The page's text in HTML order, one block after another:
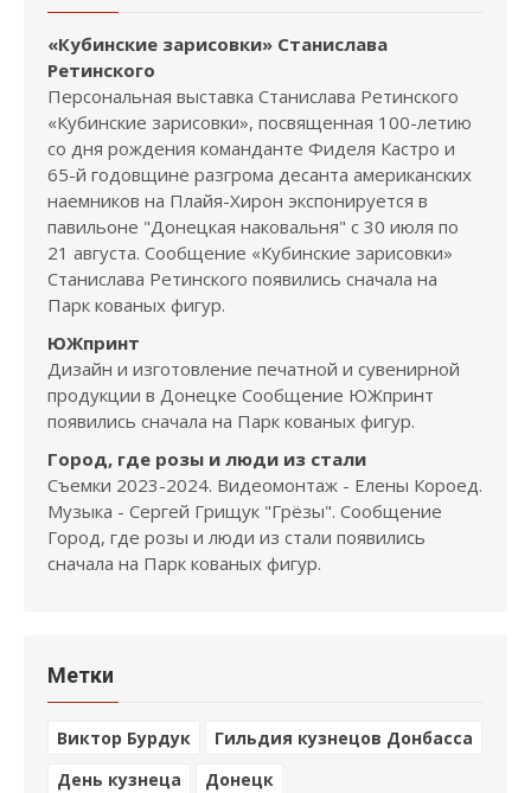
«Кубинские зарисовки» Станислава
Ретинского
Персональная выставка Станислава Ретинского
«Кубинские зарисовки», посвященная 100-летию
со дня рождения команданте Фиделя Кастро и
65-й годовщине разгрома десанта американских
наемников на Плайя-Хирон экспонируется в
павильоне "Донецкая наковальня" с 30 июля по
21 августа. Сообщение «Кубинские зарисовки»
Станислава Ретинского появились сначала на
Парк кованых фигур.
ЮЖпринт
Дизайн и изготовление печатной и сувенирной
продукции в Донецке Сообщение ЮЖпринт
появились сначала на Парк кованых фигур.
Город, где розы и люди из стали
Съемки 2023-2024. Видеомонтаж - Елены Короед.
Музыка - Сергей Грищук "Грёзы". Сообщение
Город, где розы и люди из стали появились
сначала на Парк кованых фигур.
Метки
Виктор Бурдук
Гильдия кузнецов Донбасса
День кузнеца
Донецк